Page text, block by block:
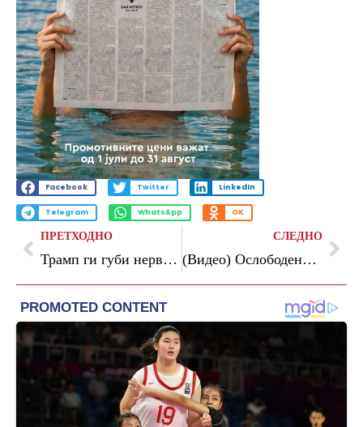
Facebook Twitter LinkedIn
Telegram WhatsApp OK
ПРЕТХОДНО
Трамп ги губи нервите, враќањето во војната е сè поверојатно, пишува Си-ен-ен
СЛЕДНО
(Видео) Ослободениот активист од флотилата ќе го тужи Израел, Шпански министер: Тоа беше киднапирање